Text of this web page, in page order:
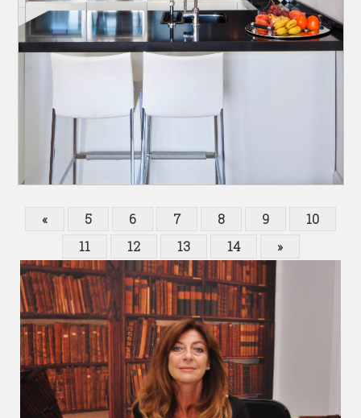
« 5 6 7 8 9
10
11
12 13 14 »